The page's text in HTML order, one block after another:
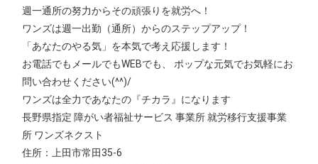
週一通所の努力からその頑張りを就労へ！
ワンズは週一出勤（通所）からのステップアップ！
「あなたのやる気」を本気で考え応援します！
お電話でもメールでもWEBでも、 ポップな元気でお気軽にお
問い合わせください(^^)/
ワンズは全力であなたの『チカラ』になります
長野県指定 障がい者福祉サービス 事業所 就労移行支援事業
所 ワンズネクスト
住所：上田市常田35-6